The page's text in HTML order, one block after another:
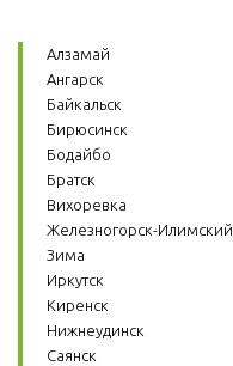
Алзамай
Ангарск
Байкальск
Бирюсинск
Бодайбо
Братск
Вихоревка
Железногорск-Илимский
Зима
Иркутск
Киренск
Нижнеудинск
Саянск